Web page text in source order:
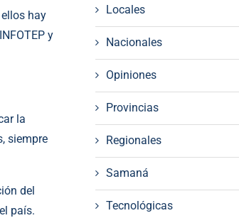
hay
y
la
siempre
del
país.
Locales
Nacionales
Opiniones
Provincias
Regionales
Samaná
Tecnológicas